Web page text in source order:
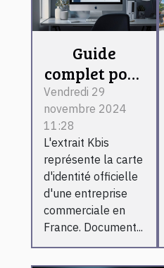
Guide
complet pour
obtenir un
extrait Kbis
en ligne
rapidement
Vendredi 29
novembre 2024
11:28
L'extrait Kbis
représente la carte
d'identité officielle
d'une entreprise
commerciale en
France. Document...